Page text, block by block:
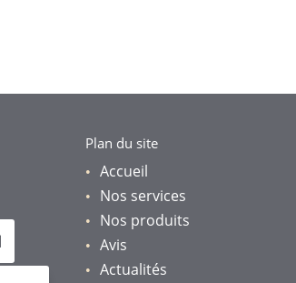
Plan du site
Accueil
Nos services
Nos produits
Avis
Actualités